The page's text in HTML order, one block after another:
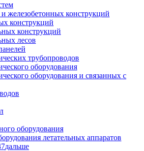
железобетонных конструкций
конструкций
конструкций
лесов
трубопроводов
оборудования
оборудования и связанных с
оборудования
летательных аппаратов
дальше